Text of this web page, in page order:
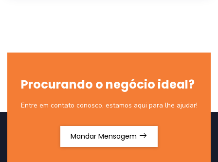
Procurando o negócio ideal?
Entre em contato conosco, estamos aqui para lhe ajudar!
Mandar Mensagem